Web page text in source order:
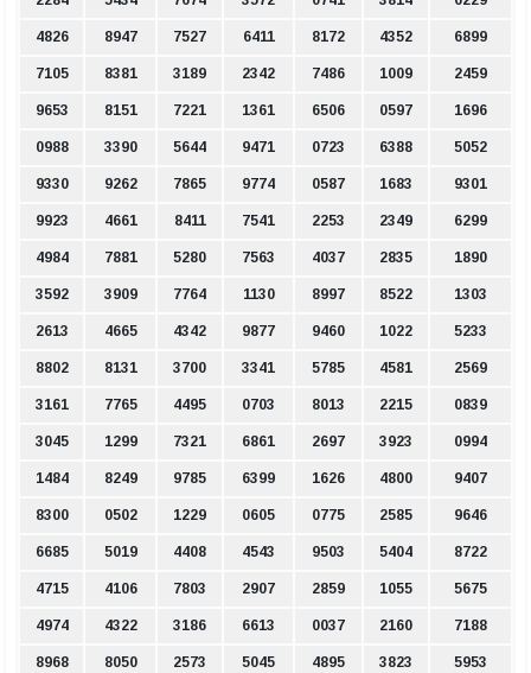
4826 8947 7527 6411 8172 4352 6899
7105 8381 3189 2342 7486 1009 2459
9653 8151 7221 1361 6506 0597 1696
0988 3390 5644 9471 0723 6388 5052
9330 9262 7865 9774 0587 1683 9301
9923 4661 8411 7541 2253 2349 6299
4984 7881 5280 7563 4037 2835 1890
3592 3909 7764 1130 8997 8522 1303
2613 4665 4342 9877 9460 1022 5233
8802 8131 3700 3341 5785 4581 2569
3161 7765 4495 0703 8013 2215 0839
3045 1299 7321 6861 2697 3923 0994
1484 8249 9785 6399 1626 4800 9407
8300 0502 1229 0605 0775 2585 9646
6685 5019 4408 4543 9503 5404 8722
4715 4106 7803 2907 2859 1055 5675
4974 4322 3186 6613 0037 2160 7188
8968 8050 2573 5045 4895 3823 5953